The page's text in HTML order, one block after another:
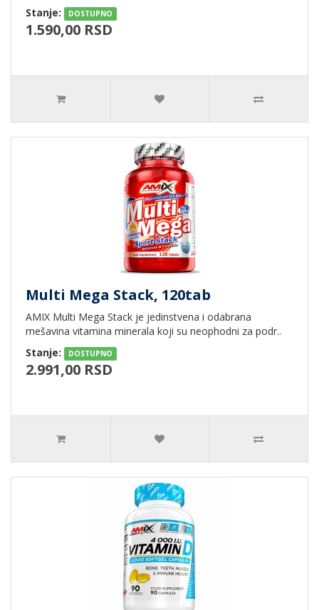
Stanje: DOSTUPNO
1.590,00 RSD
Multi Mega Stack, 120tab
AMIX Multi Mega Stack je jedinstvena i odabrana
mešavina vitamina minerala koji su neophodni za podr..
Stanje:
DOSTUPNO
2.991,00 RSD